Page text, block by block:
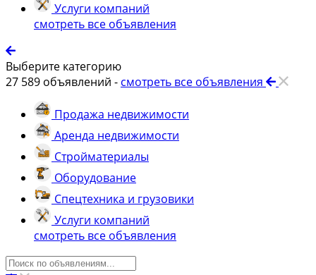
Услуги компаний
смотреть все объявления
Выберите категорию
27 589 объявлений - смотреть все объявления
Продажа недвижимости
Аренда недвижимости
Стройматериалы
Оборудование
Спецтехника и грузовики
Услуги компаний
смотреть все объявления